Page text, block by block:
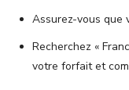
Assurez-vous que
Recherchez «
votre forfait et